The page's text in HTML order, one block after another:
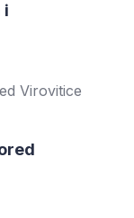
i